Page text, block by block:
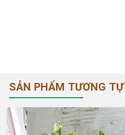
SẢN PHẨM TƯƠNG TỰ